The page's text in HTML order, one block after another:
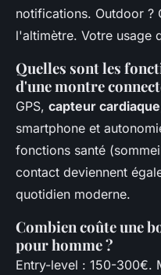
notifications. Outdoor ?
l'altimètre. Votre usage
Quelles sont les
d'une montre
GPS, capteur cardiaque
smartphone et
fonctions santé
contact deviennent
quotidien moderne.
Combien coûte une
pour homme ?
Entry-level : 150-300€.